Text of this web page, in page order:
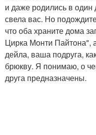
и даже родились в
свела вас. Но
что оба храните дома
Цирка Монти Пайтона",
дейла, ваша подруга,
брюкву. Я понимаю, о
друга предназначены.